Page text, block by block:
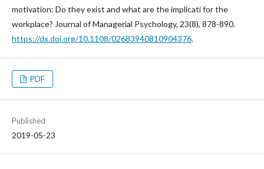
motivation: Do they exist and what are the implicati for the
workplace? Journal of Managerial Psychology, 23(8), 878-890.
https://dx.doi.org/10.1108/02683940810904376.
PDF
Published
2019-05-23